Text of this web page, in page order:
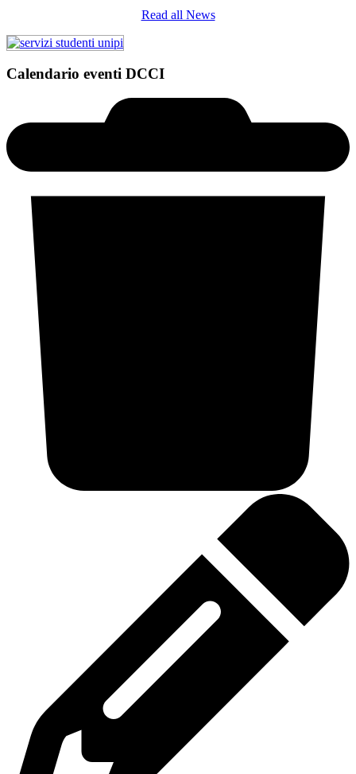
Read all News
Calendario eventi DCCI